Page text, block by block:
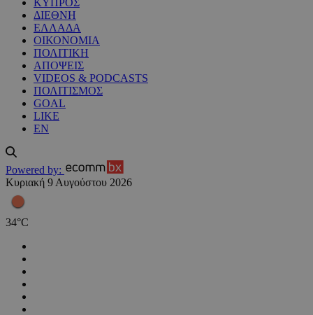
ΚΥΠΡΟΣ
ΔΙΕΘΝΗ
ΕΛΛΑΔΑ
ΟΙΚΟΝΟΜΙΑ
ΠΟΛΙΤΙΚΗ
ΑΠΟΨΕΙΣ
VIDEOS & PODCASTS
ΠΟΛΙΤΙΣΜΟΣ
GOAL
LIKE
EN
Powered by:
Κυριακή 9 Αυγούστου 2026
34°C